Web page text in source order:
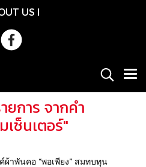
US l
ยการ จากคำ
เซ็นเตอร์"
ผ้าพันคอ “พอเพียง” สมทบทุน